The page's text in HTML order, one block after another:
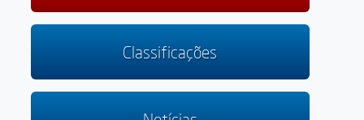
Classificações